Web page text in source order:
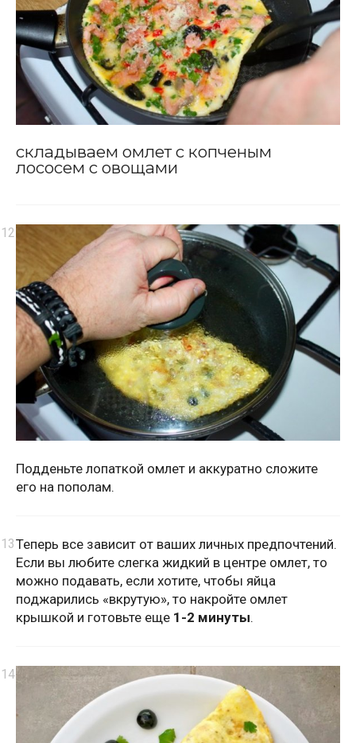
складываем омлет с копченым
лососем с овощами
Подденьте лопаткой омлет и аккуратно сложите
его на пополам.
Теперь все зависит от ваших личных предпочтений.
Если вы любите слегка жидкий в центре омлет, то
можно подавать, если хотите, чтобы яйца
поджарились «вкрутую», то накройте омлет
крышкой и готовьте еще 1-2 минуты.